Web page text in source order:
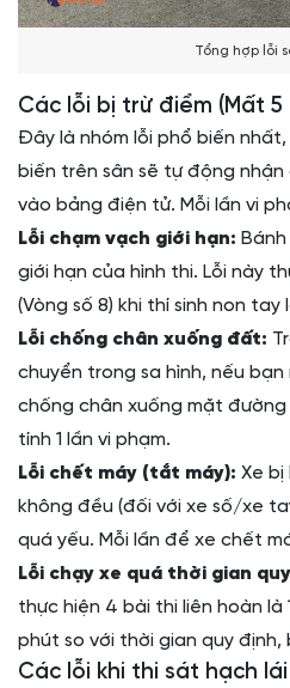
Tổng hợp lỗi
Các lỗi bị trừ điểm (Mất
Đây là nhóm lỗi phổ biến
biến trên sân sẽ tự động
vào bảng điện tử. Mỗi lần vi
Lỗi chạm vạch giới hạn:
giới hạn của hình thi. Lỗi này
(Vòng số 8) khi thí sinh non
Lỗi chống chân xuống đất:
chuyển trong sa hình, nếu
chống chân xuống mặt
tính 1 lần vi phạm.
Lỗi chết máy (tắt máy): Xe bị
không đều (đối với xe số/xe
quá yếu. Mỗi lần để xe chết
Lỗi chạy xe quá thời gian
thực hiện 4 bài thi liên hoàn là
phút so với thời gian quy định,
Các lỗi khi thi sát hạch